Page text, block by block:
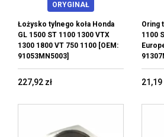
ORYGINAŁ
Łożysko tylnego koła Honda
GL 1500 ST 1100 1300 VTX
1300 1800 VT 750 1100 [OEM:
91053MN5003]
227,92 zł
Oring
1100
21,19